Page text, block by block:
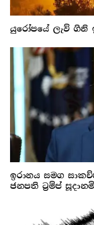
යුරෝපයේ ලැව් ගිනි
ඉරානය සමග
ජනපති ට්‍රම්ප්